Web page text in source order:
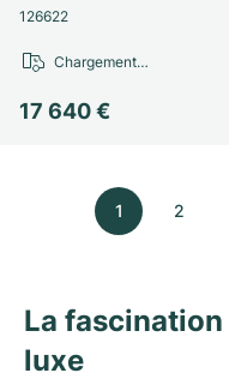
126622
17 640 €
Chargement…
1 2
La
luxe